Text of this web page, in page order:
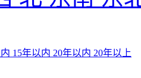
15年以内 20年以内 20年以上